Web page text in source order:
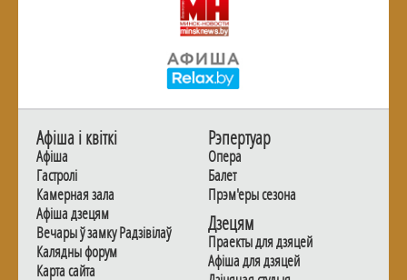
Афiша i квiткi
Афiша
Гастролi
Камерная зала
Афiша дзецям
Вечары ў замку Радзiвiлаў
Калядны форум
Карта сайта
Рэпертуар
Опера
Балет
Прэм'еры сезона
Дзецям
Праекты для дзяцей
Афiша для дзяцей